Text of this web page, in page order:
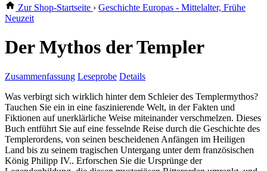
Zur Shop-Startseite › Geschichte Europas - Mittelalter, Frühe
Neuzeit
Der Mythos der Templer
Zusammenfassung Leseprobe Details
Was verbirgt sich wirklich hinter dem Schleier des Templermythos?
Tauchen Sie ein in eine faszinierende Welt, in der Fakten und
Fiktionen auf unerklärliche Weise miteinander verschmelzen. Dieses
Buch entführt Sie auf eine fesselnde Reise durch die Geschichte des
Templerordens, von seinen bescheidenen Anfängen im Heiligen
Land bis zu seinem tragischen Untergang unter dem französischen
König Philipp IV.. Erforschen Sie die Ursprünge der